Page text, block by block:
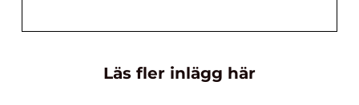
Läs fler inlägg här